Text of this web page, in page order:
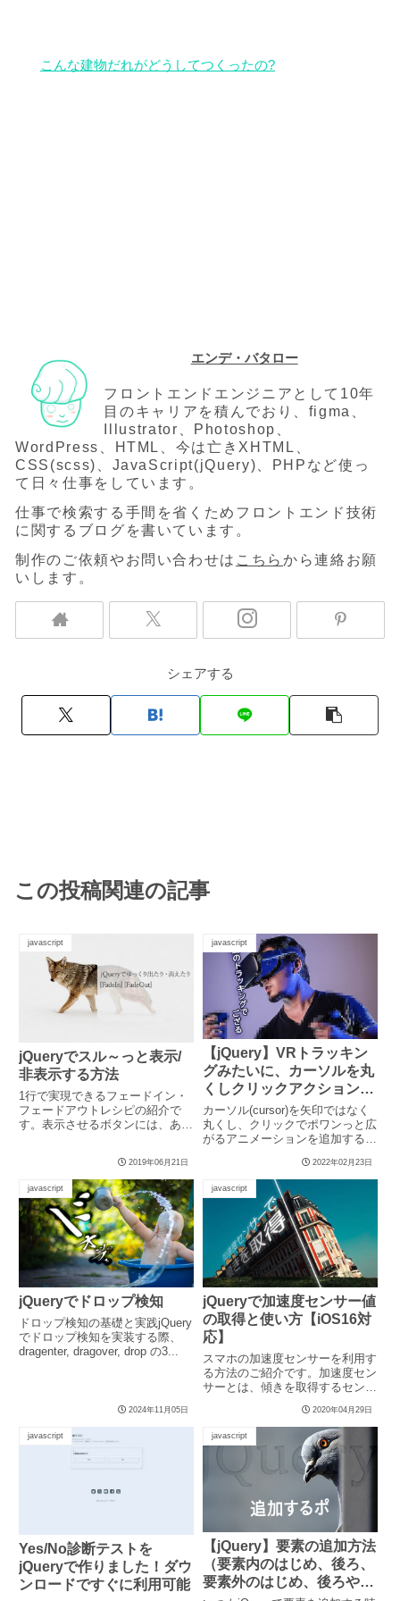
こんな建物だれがどうしてつくったの?
エンデ・バタロー
フロントエンドエンジニアとして10年
目のキャリアを積んでおり、figma、
Illustrator、Photoshop、
WordPress、HTML、今は亡きXHTML、
CSS(scss)、JavaScript(jQuery)、PHPなど使っ
て日々仕事をしています。
仕事で検索する手間を省くためフロントエンド技術
に関するブログを書いています。
制作のご依頼やお問い合わせは こちらから連絡お願
いします。
シェアする
この投稿関連の記事
javascript
jQueryでスル～っと表示/
非表示する方法
1行で実現できるフェードイン・
フェードアウトレシピの紹介で
す。表示させるボタンには、あら
2019年06月21日
javascript
【jQuery】VRトラッキン
グみたいに、カーソルを丸
くしクリックアクションを
追加する方法
カーソル(cursor)を矢印ではなく
丸くし、クリックでポワンっと広
がるアニメーションを追加する方
2022年02月23日
javascript
jQueryでドロップ検知
ドロップ検知の基礎と実践jQuery
でドロップ検知を実装する際、
dragenter, dragover, drop の3...
2024年11月05日
javascript
jQueryで加速度センサー値
の取得と使い方【iOS16対
応】
スマホの加速度センサーを利用す
る方法のご紹介です。加速度セン
サーとは、傾きを取得するセンサ
2020年04月29日
javascript
Yes/No診断テストを
jQueryで作りました！ダウ
ンロードですぐに利用可能
javascript
【jQuery】要素の追加方法
（要素内のはじめ、後ろ、
要素外のはじめ、後ろや要